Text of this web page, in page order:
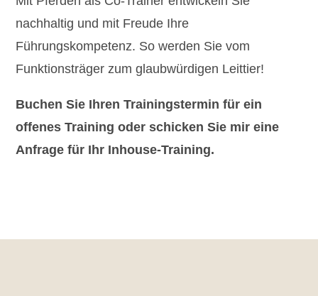
nachhaltig und mit Freude Ihre
Führungskompetenz. So werden Sie vom
Funktionsträger zum glaubwürdigen Leittier!
Buchen Sie Ihren Trainingstermin für ein
offenes Training oder schicken Sie mir eine
Anfrage für Ihr Inhouse-Training.